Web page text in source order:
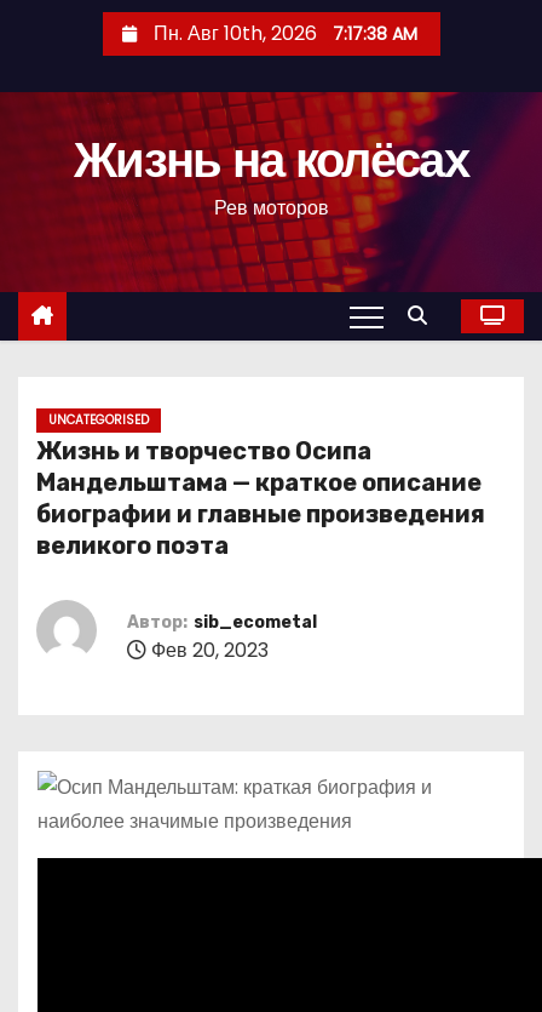
с
Пн. Авг 10th, 2026 7:17:39 AM
Жизнь на колёсах
Рев моторов
UNCATEGORISED
Жизнь и творчество Осипа
Мандельштама — краткое описание
биографии и главные произведения
великого поэта
Автор: sib_ecometal
Фев 20, 2023